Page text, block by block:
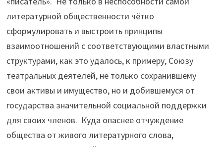
литературной общественности чётко
сформулировать и выстроить принципы
взаимоотношений с соответствующими властными
структурами, как это удалось, к примеру, Союзу
театральных деятелей, не только сохранившему
свои активы и имущество, но и добившемуся от
государства значительной социальной поддержки
для своих членов. Куда опаснее отчуждение
общества от живого литературного слова,